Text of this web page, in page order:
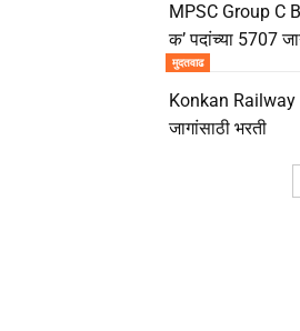
MPSC Group C
क’ पदांच्या 5707
मुदतवाढ
Konkan
जागांसाठी भरती